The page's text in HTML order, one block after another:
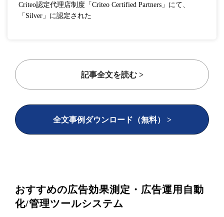
Criteo認定代理店制度「Criteo Certified Partners」にて、
「Silver」に認定された
記事全文を読む >
全文事例ダウンロード（無料） >
おすすめの広告効果測定・広告運用自動
化/管理ツールシステム